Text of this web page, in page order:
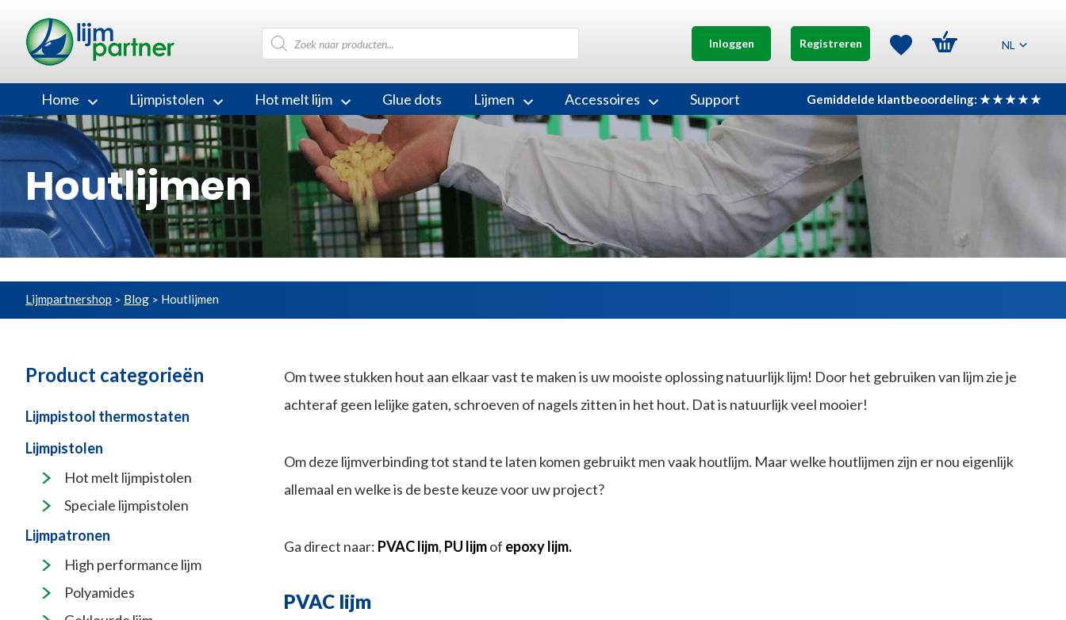
Producten
zoeken
Inloggen Registreren NL
Home Lijmpistolen Hot melt lijm Glue dots Lijmen Accessoires Support Gemiddelde klantbeoordeling: ★ ★ ★ ★ ★
Houtlijmen
Lijmpartnershop > Blog > Houtlijmen
Product categorieën
Lijmpistool thermostaten
Lijmpistolen
Hot melt lijmpistolen
Speciale lijmpistolen
Lijmpatronen
High performance lijm
Polyamides
Om twee stukken hout aan elkaar vast te maken is uw mooiste oplossing natuurlijk lijm! Door het gebruiken van lijm zie je
achteraf geen lelijke gaten, schroeven of nagels zitten in het hout. Dat is natuurlijk veel mooier!
Om deze lijmverbinding tot stand te laten komen gebruikt men vaak houtlijm. Maar welke houtlijmen zijn er nou eigenlijk
allemaal en welke is de beste keuze voor uw project?
Ga direct naar: PVAC lijm, PU lijmof epoxy lijm.
PVAC lijm